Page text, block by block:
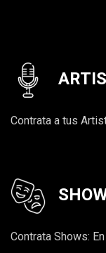
Contrata a tus
Contrata Shows: